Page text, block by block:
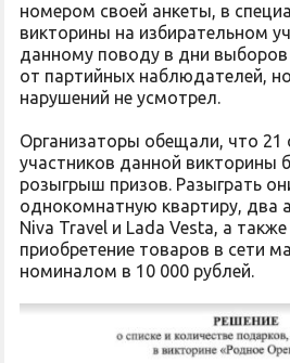
номером своей анкеты, в
викторины на избирательном
данному поводу в дни
от партийных наблюдателей,
нарушений не усмотрел.
Организаторы обещали, что 21
участников данной викторины
розыгрыш призов. Разыграть
однокомнатную квартиру, два
Niva Travel и Lada Vesta, а
приобретение товаров в сети
номиналом в 10 000 рублей.